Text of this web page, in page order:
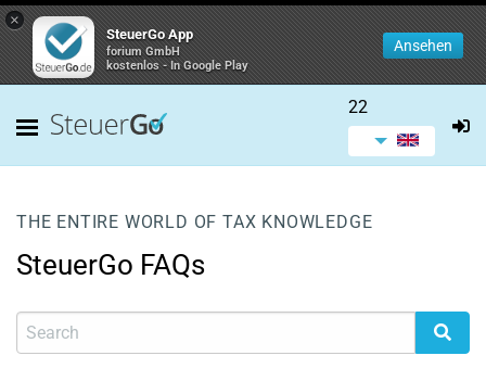
×
SteuerGo App
forium GmbH
kostenlos - In Google Play
Ansehen
22
THE ENTIRE WORLD OF TAX KNOWLEDGE
SteuerGo FAQs